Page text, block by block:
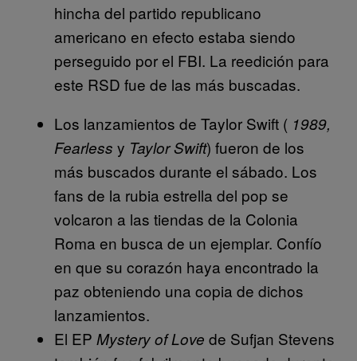
hincha del partido republicano
americano en efecto estaba siendo
perseguido por el FBI. La reedición para
este RSD fue de las más buscadas.
Los lanzamientos de Taylor Swift ( 1989,
Fearless y Taylor Swift) fueron de los
más buscados durante el sábado. Los
fans de la rubia estrella del pop se
volcaron a las tiendas de la Colonia
Roma en busca de un ejemplar. Confío
en que su corazón haya encontrado la
paz obteniendo una copia de dichos
lanzamientos.
El EP Mystery of Love de Sufjan Stevens